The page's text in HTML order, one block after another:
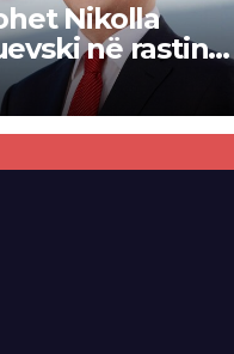
Nikolla
në rastin
2”, gjykata
akuzat për
e
të selisë